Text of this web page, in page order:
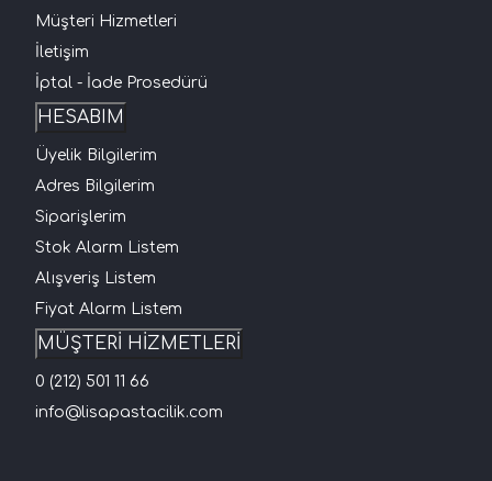
Müşteri Hizmetleri
İletişim
İptal - İade Prosedürü
HESABIM
Üyelik Bilgilerim
Adres Bilgilerim
Siparişlerim
Stok Alarm Listem
Alışveriş Listem
Fiyat Alarm Listem
MÜŞTERİ HİZMETLERİ
0 (212) 501 11 66
info@lisapastacilik.com